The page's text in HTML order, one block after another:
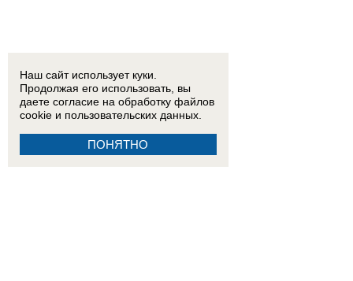
Наш сайт использует куки.
Продолжая его использовать, вы
даете согласие на обработку файлов
cookie и пользовательских данных.
ПОНЯТНО